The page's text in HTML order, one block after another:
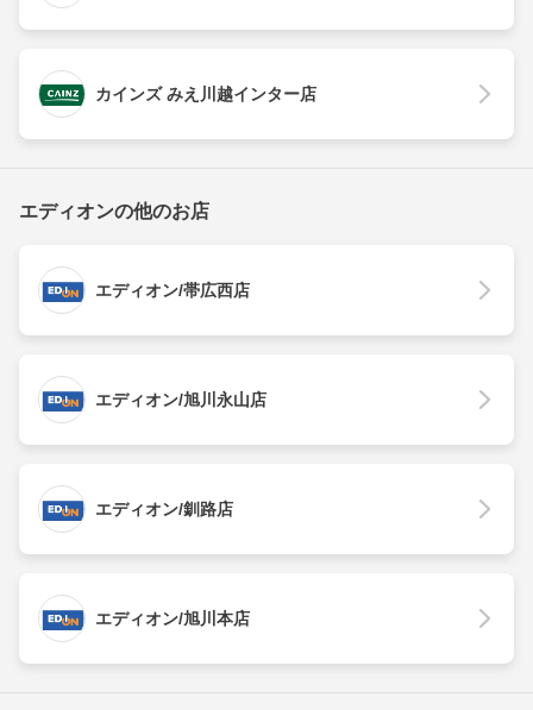
カインズ みえ川越インター店
エディオンの他のお店
エディオン/帯広西店
エディオン/旭川永山店
エディオン/釧路店
エディオン/旭川本店